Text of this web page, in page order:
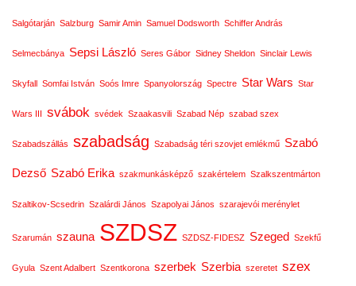
Salgótarján Salzburg Samir Amin Samuel Dodsworth Schiffer András
Selmecbánya Sepsi László Seres Gábor Sidney Sheldon Sinclair Lewis
Skyfall Somfai István Soós Imre Spanyolország Spectre Star Wars Star
Wars III svábok svédek Szaakasvili Szabad Nép szabad szex
Szabadszállás szabadság Szabadság téri szovjet emlékmű Szabó
Dezső Szabó Erika szakmunkásképző szakértelem Szalkszentmárton
Szaltikov-Scsedrin Szalárdi János Szapolyai János szarajevói merénylet
Szarumán szauna SZDSZ SZDSZ-FIDESZ Szeged Szekfű
Gyula Szent Adalbert Szentkorona szerbek Szerbia szeretet szex